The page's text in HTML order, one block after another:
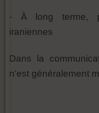
- À long terme,
iraniennes
Dans la
n’est généralement